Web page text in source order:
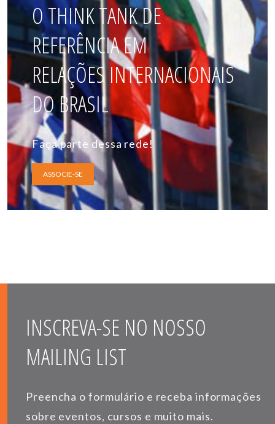
O THINK TANK DE
REFERÊNCIA EM
RELAÇÕES INTERNACIONAIS
DO BRASIL
Faça parte dessa rede!
ASSOCIE-SE
INSCREVA-SE NO NOSSO
MAILING LIST
Preencha o formulário e receba informações
sobre eventos, cursos e muito mais.